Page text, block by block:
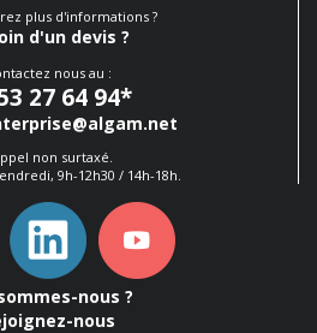
plus d'informations ?
d'un devis ?
nous au :
27 64 94*
non surtaxé.
9h-12h30 / 14h-18h.
nous ?
nous